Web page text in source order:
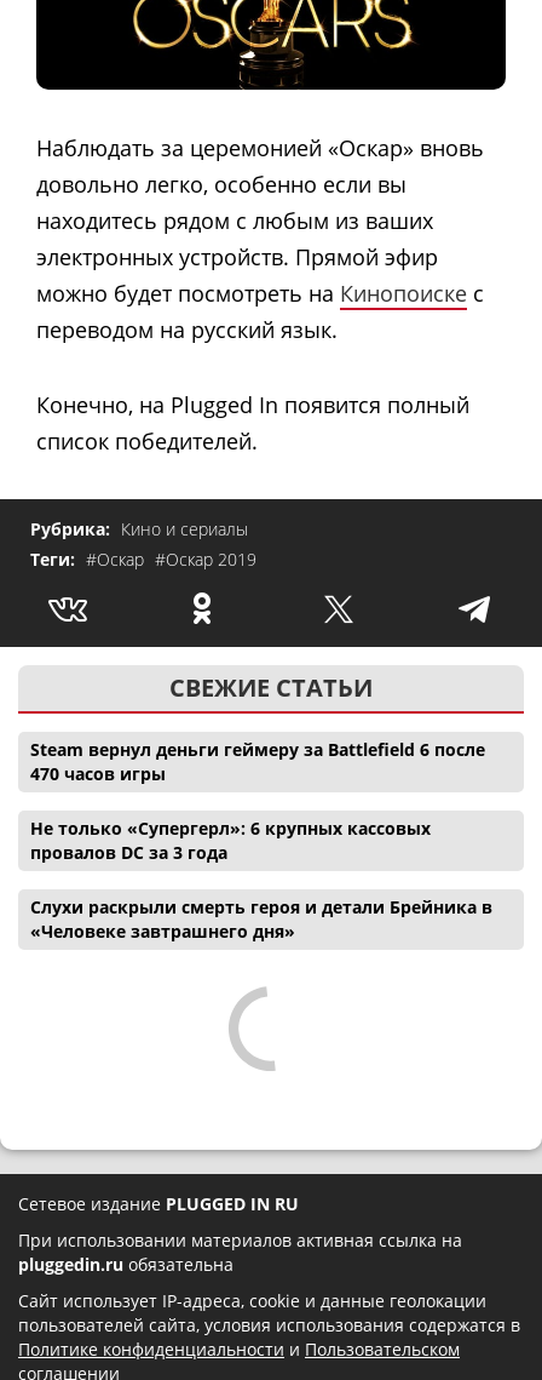
Наблюдать за церемонией «Оскар» вновь
довольно легко, особенно если вы
находитесь рядом с любым из ваших
электронных устройств. Прямой эфир
можно будет посмотреть на Кинопоиске с
переводом на русский язык.
Конечно, на Plugged In появится полный
список победителей.
Рубрика: Кино и сериалы
Теги: #Оскар #Оскар 2019
СВЕЖИЕ СТАТЬИ
Steam вернул деньги геймеру за Battlefield 6 после
470 часов игры
Не только «Супергерл»: 6 крупных кассовых
провалов DC за 3 года
Слухи раскрыли смерть героя и детали Брейника в
«Человеке завтрашнего дня»
Сетевое издание PLUGGED IN RU
При использовании материалов активная ссылка на
pluggedin.ru обязательна
Сайт использует IP-адреса, cookie и данные геолокации
пользователей сайта, условия использования содержатся в
Политике конфиденциальности и Пользовательском
соглашении